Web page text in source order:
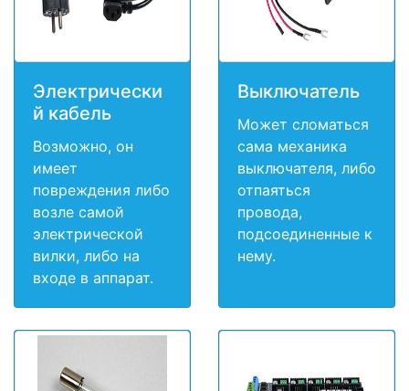
Электрически
й кабель
Возможно, он
имеет
повреждения либо
возле самой
электрической
вилки, либо на
входе в аппарат.
Выключатель
Может сломаться
сама механика
выключателя, либо
отпаяться
провода,
подсоединенные к
нему.